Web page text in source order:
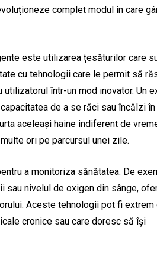
complet modul în care
este utilizarea țesăturilor care
cu tehnologii care le permit să
într-un mod inovator. Un
de a se răci sau încălzi
aceleași haine indiferent de
ori pe parcursul unei zile.
a monitoriza sănătatea. De
sau nivelul de oxigen din sânge,
Aceste tehnologii pot fi extrem
cronice sau care doresc să își